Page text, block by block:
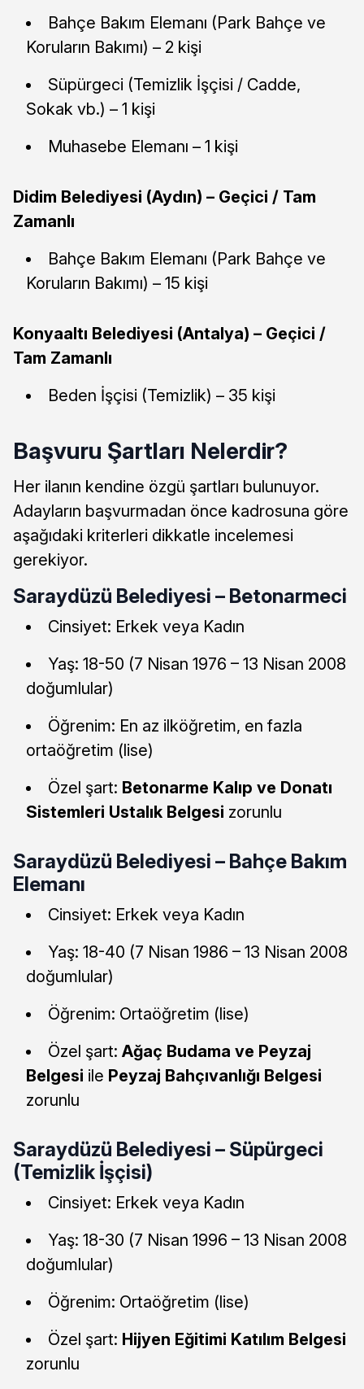
Bahçe Bakım Elemanı (Park Bahçe ve
Koruların Bakımı) – 2 kişi
Süpürgeci (Temizlik İşçisi / Cadde,
Sokak vb.) – 1 kişi
Muhasebe Elemanı – 1 kişi
Didim Belediyesi (Aydın) – Geçici / Tam
Zamanlı
Bahçe Bakım Elemanı (Park Bahçe ve
Koruların Bakımı) – 15 kişi
Konyaaltı Belediyesi (Antalya) – Geçici /
Tam Zamanlı
Beden İşçisi (Temizlik) – 35 kişi
Başvuru Şartları Nelerdir?
Her ilanın kendine özgü şartları bulunuyor.
Adayların başvurmadan önce kadrosuna göre
aşağıdaki kriterleri dikkatle incelemesi
gerekiyor.
Saraydüzü Belediyesi – Betonarmeci
Cinsiyet: Erkek veya Kadın
Yaş: 18-50 (7 Nisan 1976 – 13 Nisan 2008
doğumlular)
Öğrenim: En az ilköğretim, en fazla
ortaöğretim (lise)
Özel şart: Betonarme Kalıp ve Donatı
Sistemleri Ustalık Belgesi zorunlu
Saraydüzü Belediyesi – Bahçe Bakım
Elemanı
Cinsiyet: Erkek veya Kadın
Yaş: 18-40 (7 Nisan 1986 – 13 Nisan 2008
doğumlular)
Öğrenim: Ortaöğretim (lise)
Özel şart: Ağaç Budama ve Peyzaj
Belgesi ile Peyzaj Bahçıvanlığı Belgesi
zorunlu
Saraydüzü Belediyesi – Süpürgeci
(Temizlik İşçisi)
Cinsiyet: Erkek veya Kadın
Yaş: 18-30 (7 Nisan 1996 – 13 Nisan 2008
doğumlular)
Öğrenim: Ortaöğretim (lise)
Özel şart: Hijyen Eğitimi Katılım Belgesi
zorunlu